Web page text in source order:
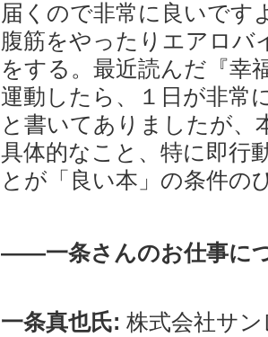
届くので非常に良いです
腹筋をやったりエアロバ
をする。最近読んだ『幸
運動したら、１日が非常
と書いてありましたが、
具体的なこと、特に即行
とが「良い本」の条件の
――一条さんのお仕事に
一条真也氏: 株式会社サ